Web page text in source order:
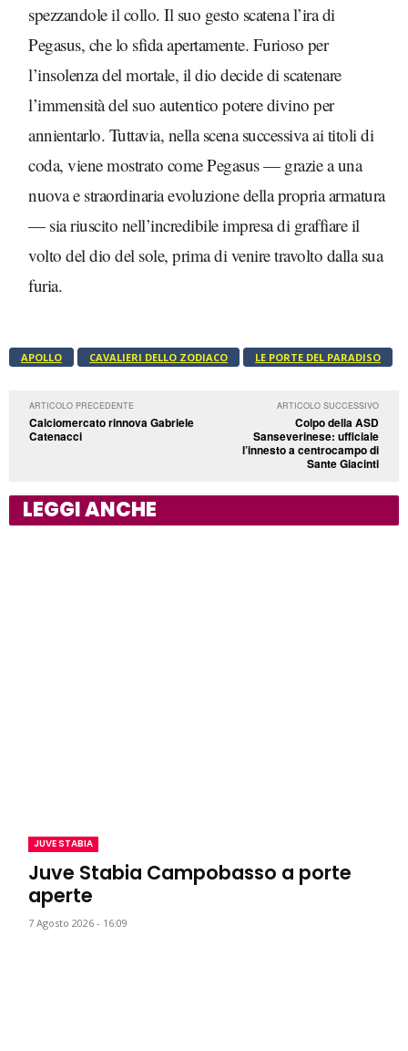
spezzandole il collo. Il suo gesto scatena l’ira di
Pegasus, che lo sfida apertamente. Furioso per
l’insolenza del mortale, il dio decide di scatenare
l’immensità del suo autentico potere divino per
annientarlo. Tuttavia, nella scena successiva ai titoli di
coda, viene mostrato come Pegasus — grazie a una
nuova e straordinaria evoluzione della propria armatura
— sia riuscito nell’incredibile impresa di graffiare il
volto del dio del sole, prima di venire travolto dalla sua
furia.
APOLLO CAVALIERI DELLO ZODIACO LE PORTE DEL PARADISO
ARTICOLO PRECEDENTE
Calciomercato rinnova Gabriele
Catenacci
ARTICOLO SUCCESSIVO
Colpo della ASD
Sanseverinese: ufficiale
l’innesto a centrocampo di
Sante Giacinti
LEGGI ANCHE
JUVE STABIA
Juve Stabia Campobasso a porte
aperte
7 Agosto 2026 - 16:09